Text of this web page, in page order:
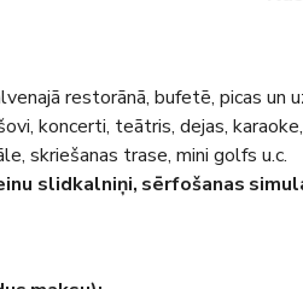
restorānā, bufetē, picas un
koncerti, teātris, dejas,
skriešanas trase, mini golfs u.c.
slidkalniņi, sērfošanas